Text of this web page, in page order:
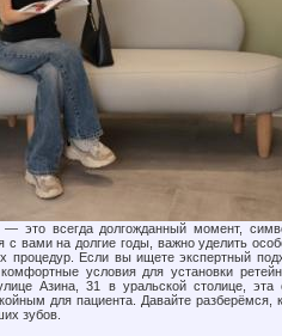
— это всегда долгожданный момент,
с вами на долгие годы, важно уделить
процедур. Если вы ищете экспертный
условия для установки
Азина, 31 в уральской столице, эта
для пациента. Давайте разберёмся,
зубов.